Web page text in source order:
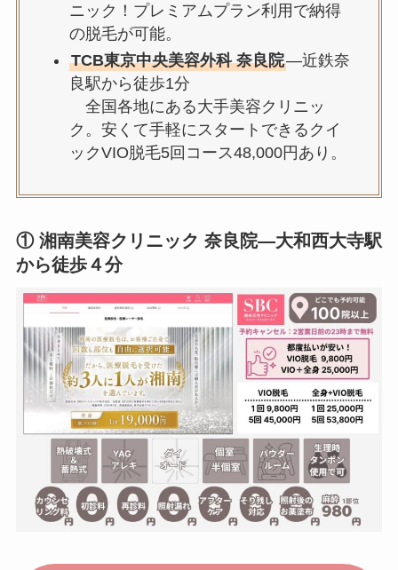
ニック！プレミアムプラン利用で納得
の脱毛が可能。
TCB東京中央美容外科 奈良院—近鉄奈
良駅から徒歩1分
全国各地にある大手美容クリニッ
ク。安くて手軽にスタートできるクイ
ックVIO脱毛5回コース48,000円あり。
① 湘南美容クリニック 奈良院—大和西大寺駅
から徒歩４分